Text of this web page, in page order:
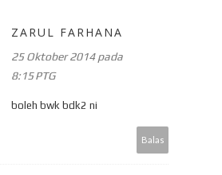
ZARUL FARHANA
25 Oktober 2014 pada
8:15 PTG
boleh bwk bdk2 ni
Balas